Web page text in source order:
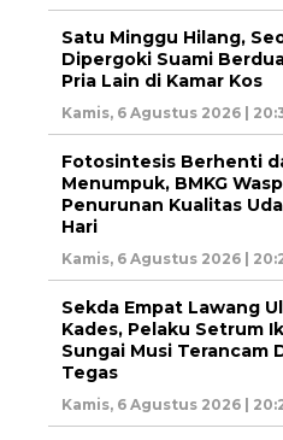
Satu Minggu Hilang,
Dipergoki Suami
Pria Lain di Kamar Kos
Kamis, 6 Agustus 2026 |
Fotosintesis Berhenti
Menumpuk, BMKG
Penurunan Kualitas
Hari
Kamis, 6 Agustus 2026 |
Sekda Empat Lawang
Kades, Pelaku Setrum
Sungai Musi Terancam
Tegas
Kamis, 6 Agustus 2026 |